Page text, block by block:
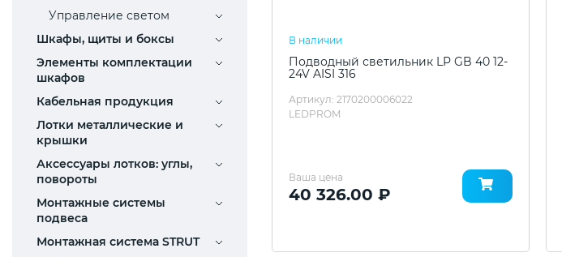
Управление светом
Шкафы, щиты и боксы
Элементы комплектации
шкафов
Кабельная продукция
Лотки металлические и
крышки
Аксессуары лотков: углы,
повороты
Монтажные системы
подвеса
Монтажная система STRUT
В наличии
Подводный светильник LP GB 40 12-
24V AISI 316
Артикул: 2170200006022
LEDPROM
Ваша цена
40 326.00 ₽